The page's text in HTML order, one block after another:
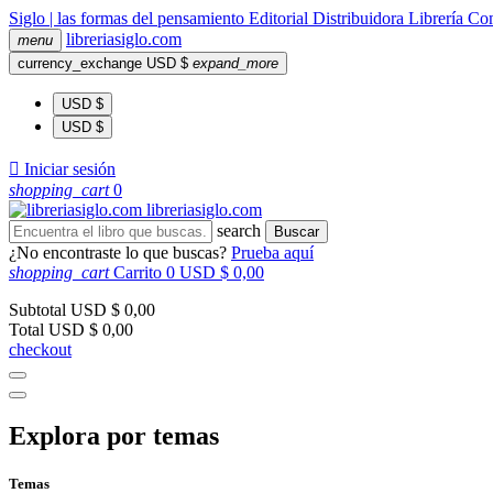
Siglo | las formas del pensamiento Editorial Distribuidora Librería
menu libreriasiglo.com
currency_exchange USD $ expand_more
USD $
USD $
 Iniciar sesión
shopping_cart 0
libreriasiglo.com
search
Buscar
¿No encontraste lo que buscas? Prueba aquí
shopping_cart Carrito 0 USD $ 0,00
Subtotal USD $ 0,00
Total USD $ 0,00
checkout
Explora por temas
Temas